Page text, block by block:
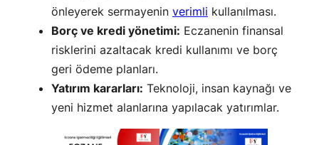
önleyerek sermayenin verimli kullanılması.
Borç ve kredi yönetimi: Eczanenin finansal
risklerini azaltacak kredi kullanımı ve borç
geri ödeme planları.
Yatırım kararları: Teknoloji, insan kaynağı ve
yeni hizmet alanlarına yapılacak yatırımlar.